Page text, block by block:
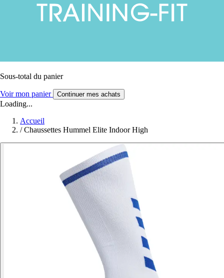
Sous-total du panier
Voir mon panier Continuer mes achats
Loading...
Accueil
/ Chaussettes Hummel Elite Indoor High